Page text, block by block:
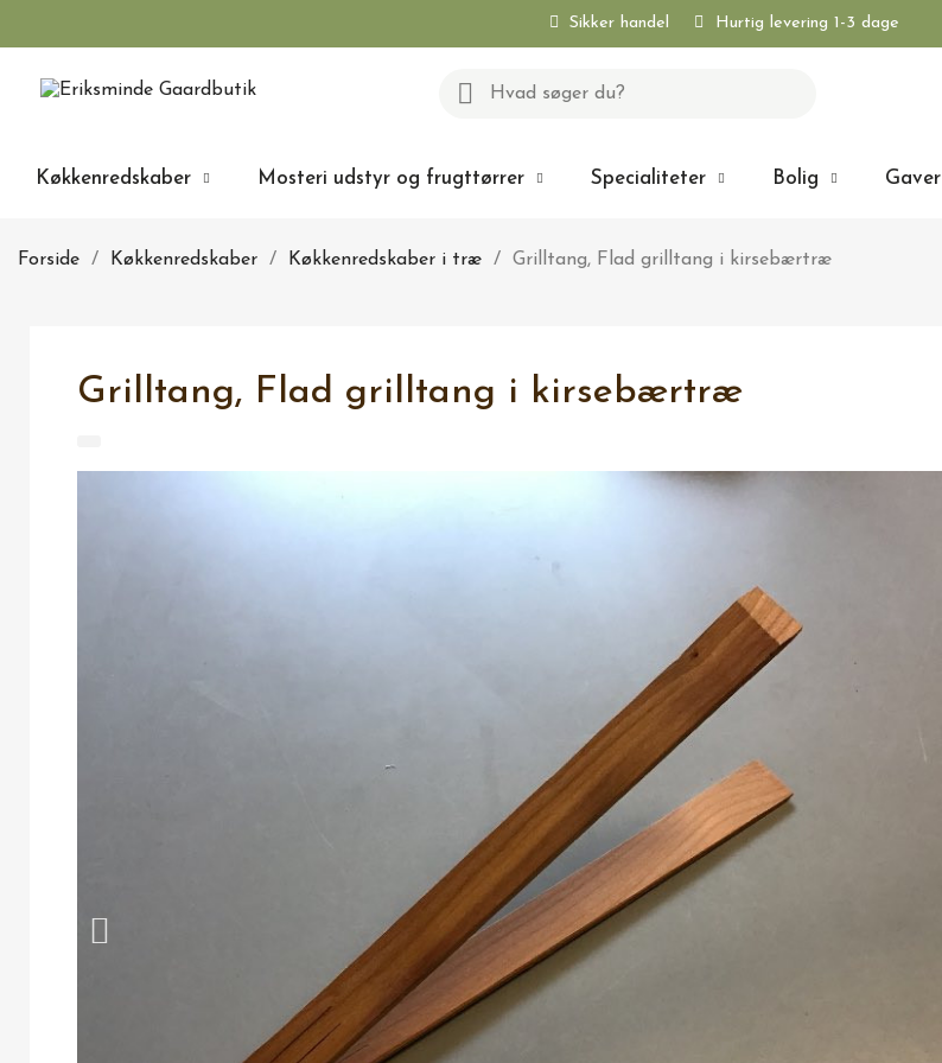
Sikker handel Hurtig levering 1-3 dage
Køkkenredskaber Mosteri udstyr og frugttørrer Specialiteter Bolig Gaver
Forside Køkkenredskaber Køkkenredskaber i træ Grilltang, Flad grilltang i kirsebærtræ
Grilltang, Flad grilltang i kirsebærtræ